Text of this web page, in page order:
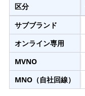
区分
サブブランド
オンライン専用
MVNO
MNO（自社回線）